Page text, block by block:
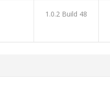
1.0.2 Build 48